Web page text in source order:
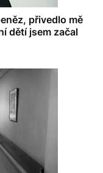
přivedlo mě
dětí jsem začal